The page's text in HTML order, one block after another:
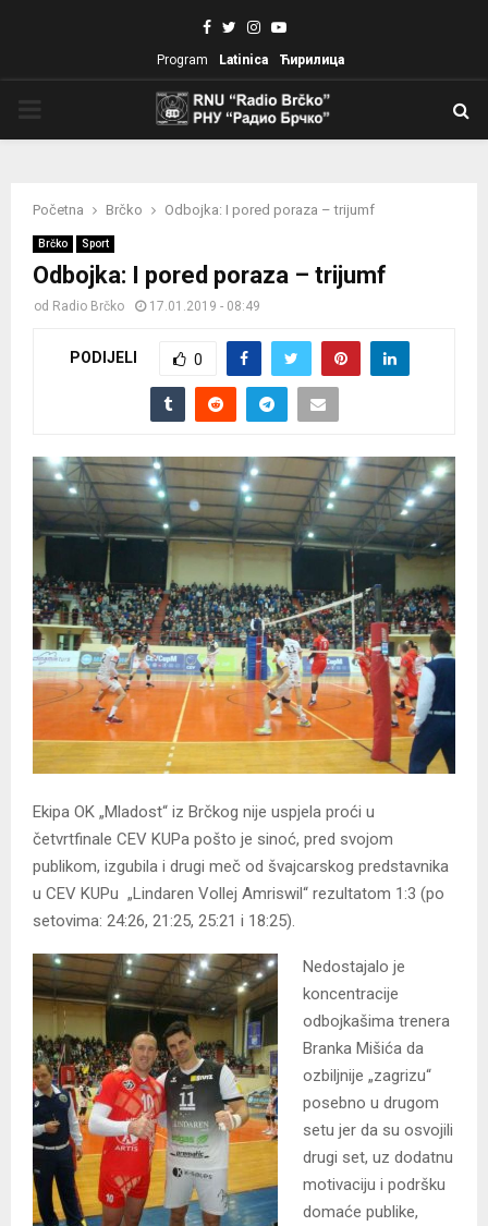
Facebook
TwitterInstagram
Youtube
Program Latinica Ћирилица
Početna Brčko Odbojka: I pored poraza – trijumf
Brčko Sport
Odbojka: I pored poraza – trijumf
od Radio Brčko 17.01.2019 - 08:49
PODIJELI 0
Ekipa OK „Mladost“ iz Brčkog nije uspjela proći u
četvrtfinale CEV KUPa pošto je sinoć, pred svojom
publikom, izgubila i drugi meč od švajcarskog predstavnika
u CEV KUPu „Lindaren Vollej Amriswil“ rezultatom 1:3 (po
setovima: 24:26, 21:25, 25:21 i 18:25).
Nedostajalo je
koncentracije
odbojkašima trenera
Branka Mišića da
ozbiljnije „zagrizu“
posebno u drugom
setu jer da su osvojili
drugi set, uz dodatnu
motivaciju i podršku
domaće publike,